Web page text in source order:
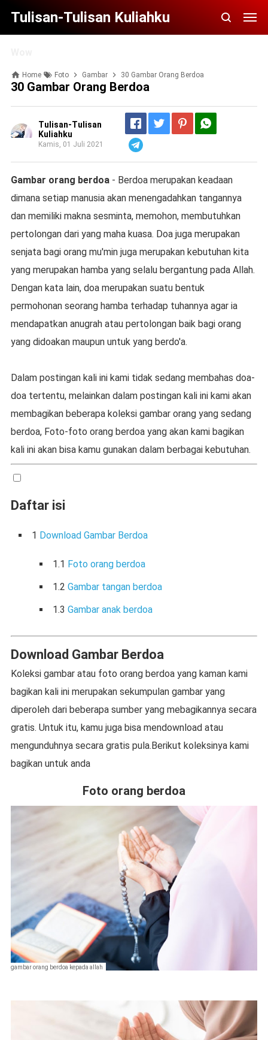
Tulisan-Tulisan Kuliahku
Home Foto Gambar 30 Gambar Orang Berdoa
30 Gambar Orang Berdoa
Tulisan-Tulisan
Kuliahku
Kamis, 01 Juli 2021
Gambar orang berdoa- Berdoa merupakan keadaan
dimana setiap manusia akan menengadahkan tangannya
dan memiliki makna sesminta, memohon, membutuhkan
pertolongan dari yang maha kuasa. Doa juga merupakan
senjata bagi orang mu'min juga merupakan kebutuhan kita
yang merupakan hamba yang selalu bergantung pada Allah.
Dengan kata lain, doa merupakan suatu bentuk
permohonan seorang hamba terhadap tuhannya agar ia
mendapatkan anugrah atau pertolongan baik bagi orang
yang didoakan maupun untuk yang berdo'a.
Dalam postingan kali ini kami tidak sedang membahas doa-
doa tertentu, melainkan dalam postingan kali ini kami akan
membagikan beberapa koleksi gambar orang yang sedang
berdoa, Foto-foto orang berdoa yang akan kami bagikan
kali ini akan bisa kamu gunakan dalam berbagai kebutuhan.
Daftar isi
1 Download Gambar Berdoa
1.1 Foto orang berdoa
1.2 Gambar tangan berdoa
1.3 Gambar anak berdoa
Download Gambar Berdoa
Koleksi gambar atau foto orang berdoa yang kaman kami
bagikan kali ini merupakan sekumpulan gambar yang
diperoleh dari beberapa sumber yang mebagikannya secara
gratis. Untuk itu, kamu juga bisa mendownload atau
mengunduhnya secara gratis pula.Berikut koleksinya kami
bagikan untuk anda
Foto orang berdoa
gambar orang berdoa kepada allah